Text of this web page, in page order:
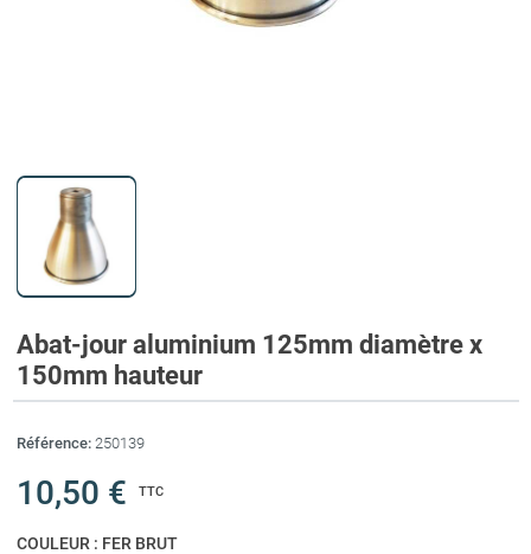
Abat-jour aluminium 125mm diamètre x
150mm hauteur
Référence: 250139
10,50 € TTC
COULEUR : FER BRUT